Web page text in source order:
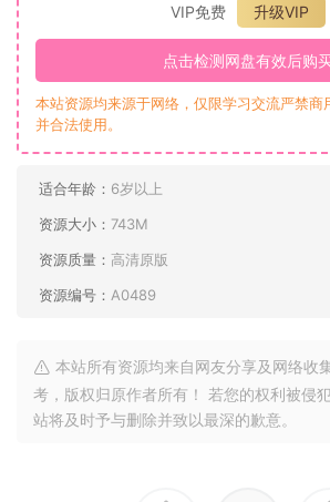
VIP免费
升级VIP
点击检测网盘有效后购
本站资源均来源于网络，仅限学习交流严禁商
并合法使用。
适合年龄： 6岁以上
资源大小： 743M
资源质量： 高清原版
资源编号： A0489
本站所有资源均来自网友分享及网络收
考，版权归原作者所有！ 若您的权利被侵
站将及时予与删除并致以最深的歉意。